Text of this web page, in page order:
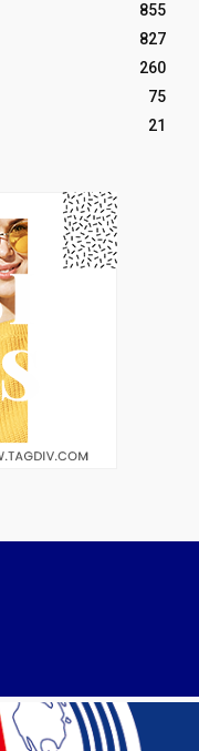
855
827
260
75
21